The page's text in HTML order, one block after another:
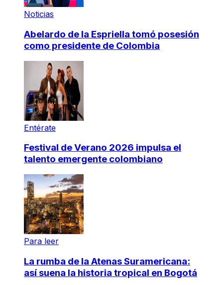
Noticias
Abelardo de la Espriella tomó posesión
como presidente de Colombia
Entérate
Festival de Verano 2026 impulsa el
talento emergente colombiano
Para leer
La rumba de la Atenas Suramericana:
así suena la historia tropical en Bogotá